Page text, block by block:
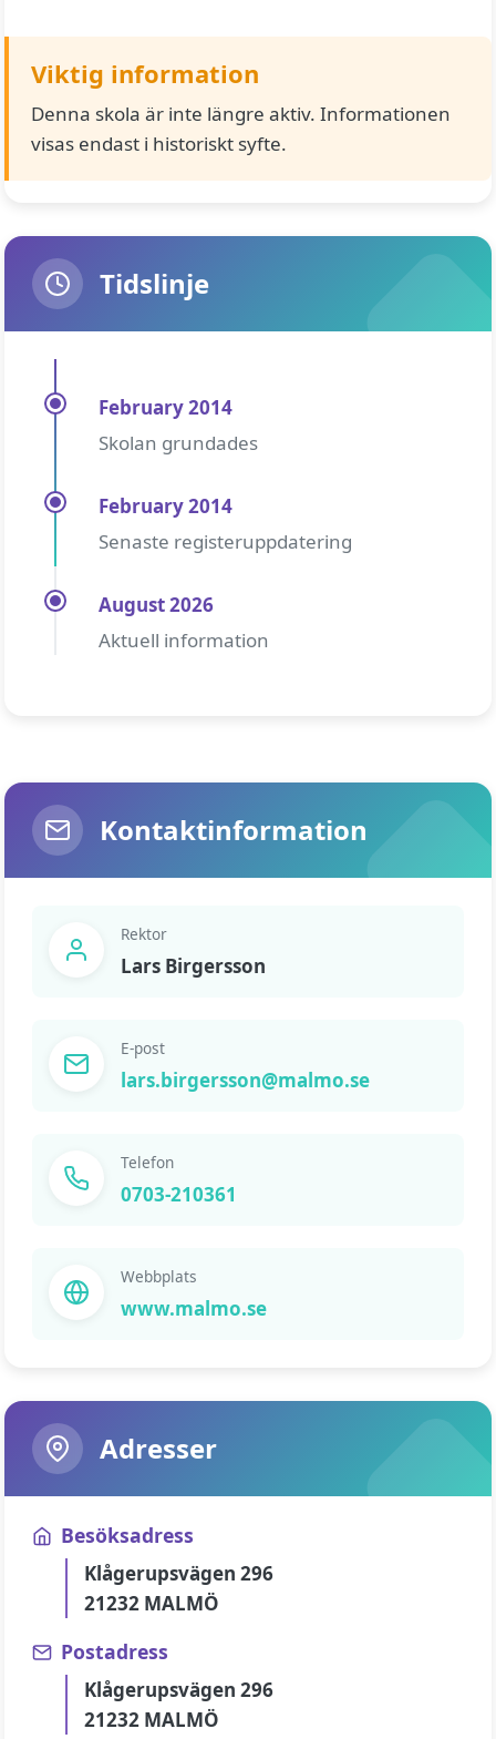
Viktig information
Denna skola är inte längre aktiv. Informationen
visas endast i historiskt syfte.
Tidslinje
February 2014
Skolan grundades
February 2014
Senaste registeruppdatering
August 2026
Aktuell information
Kontaktinformation
Rektor
Lars Birgersson
E-post
lars.birgersson@malmo.se
Telefon
0703-210361
Webbplats
www.malmo.se
Adresser
Besöksadress
Klågerupsvägen 296
21232 MALMÖ
Postadress
Klågerupsvägen 296
21232 MALMÖ